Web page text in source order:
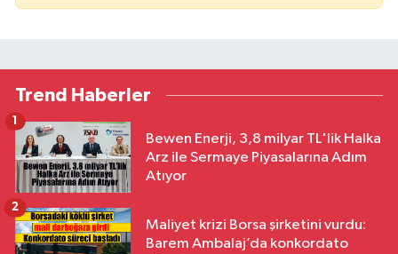
Trend Haberler
Bewen Enerji, 3,8 milyar TL'lik Halka
Arz ile Sermaye Piyasalarına Adım
Atıyor
1
Maliyet krizi Borsa şirketini vurdu:
Barem Ambalaj’da konkordato
2